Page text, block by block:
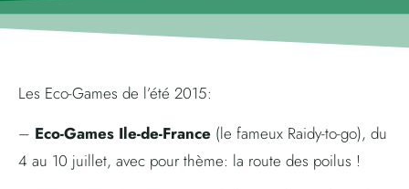
Les Eco-Games de l’été 2015:
– Eco-Games Ile-de-France (le fameux Raidy-to-go), du
4 au 10 juillet, avec pour thème: la route des poilus !